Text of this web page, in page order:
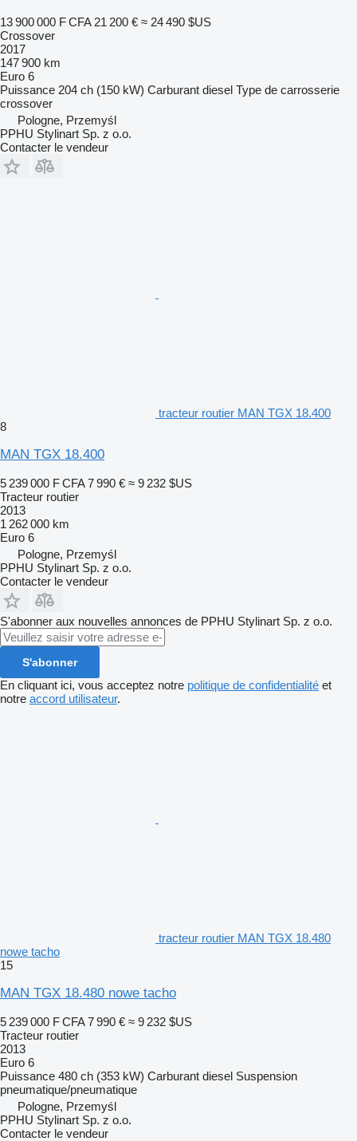
13 900 000 F CFA 21 200 € ≈ 24 490 $US
Crossover
2017
147 900 km
Euro 6
Puissance 204 ch (150 kW) Carburant diesel Type de carrosserie
crossover
Pologne, Przemyśl
PPHU Stylinart Sp. z o.o.
Contacter le vendeur
tracteur routier MAN TGX 18.400
8
MAN TGX 18.400
5 239 000 F CFA 7 990 € ≈ 9 232 $US
Tracteur routier
2013
1 262 000 km
Euro 6
Pologne, Przemyśl
PPHU Stylinart Sp. z o.o.
Contacter le vendeur
S'abonner aux nouvelles annonces de PPHU Stylinart Sp. z o.o.
S'abonner
En cliquant ici, vous acceptez notre politique de confidentialité et
notre accord utilisateur.
tracteur routier MAN TGX 18.480
nowe tacho
15
MAN TGX 18.480 nowe tacho
5 239 000 F CFA 7 990 € ≈ 9 232 $US
Tracteur routier
2013
Euro 6
Puissance 480 ch (353 kW) Carburant diesel Suspension
pneumatique/pneumatique
Pologne, Przemyśl
PPHU Stylinart Sp. z o.o.
Contacter le vendeur